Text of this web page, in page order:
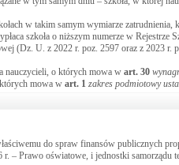
w takim samym wymiarze zatrudnienia,
szkoła o niższym numerze w Rejestrze
(Dz. U. z 2022 r. poz. 2597 oraz z 2023 r.
nauczycieli, o których mowa w art. 30
mowa w art. 1 zakres podmiotowy
do spraw finansów publicznych
– Prawo oświatowe, i jednostki samorządu